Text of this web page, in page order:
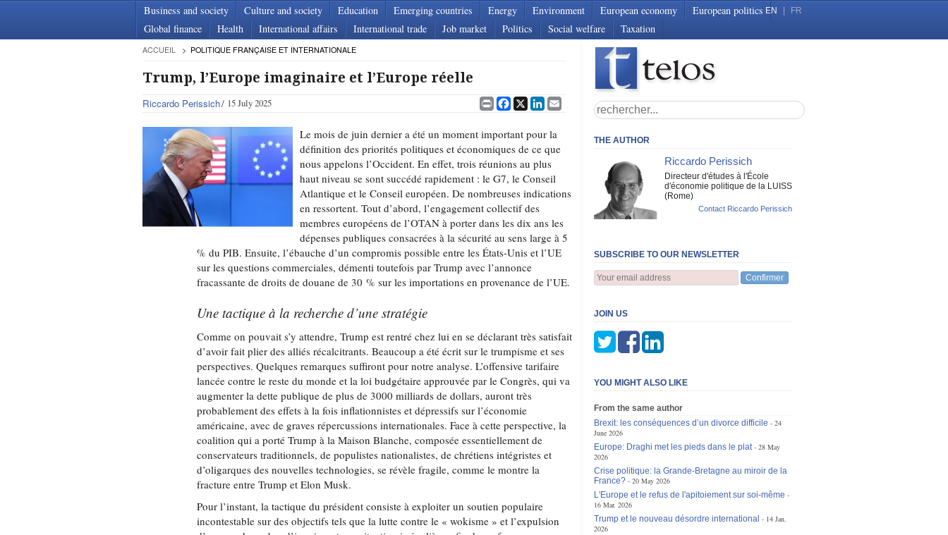
Business and society Culture and society Education Emerging countries Energy Environment European economy
European politics
Global finance
Health International affairs International trade Job market Politics Social welfare Taxation
EN FR
ACCUEIL POLITIQUE FRANÇAISE ET INTERNATIONALE
Trump, l’Europe imaginaire et l’Europe réelle
Riccardo Perissich 15 July 2025 PrintFacebook
X LinkedIn
Email
Le mois de juin dernier a été un moment important pour la
définition des priorités politiques et économiques de ce que
nous appelons l’Occident. En effet, trois réunions au plus
haut niveau se sont succédé rapidement : le G7, le Conseil
Atlantique et le Conseil européen. De nombreuses indications
en ressortent. Tout d’abord, l’engagement collectif des
membres européens de l’OTAN à porter dans les dix ans les
dépenses publiques consacrées à la sécurité au sens large à 5
% du PIB. Ensuite, l’ébauche d’un compromis possible entre les États-Unis et l’UE
sur les questions commerciales, démenti toutefois par Trump avec l’annonce
fracassante de droits de douane de 30 % sur les importations en provenance de l’UE.
Une tactique à la recherche d’une stratégie
Comme on pouvait s’y attendre, Trump est rentré chez lui en se déclarant très satisfait
d’avoir fait plier des alliés récalcitrants. Beaucoup a été écrit sur le trumpisme et ses
perspectives. Quelques remarques suffiront pour notre analyse. L’offensive tarifaire
lancée contre le reste du monde et la loi budgétaire approuvée par le Congrès, qui va
augmenter la dette publique de plus de 3000 milliards de dollars, auront très
probablement des effets à la fois inflationnistes et dépressifs sur l’économie
américaine, avec de graves répercussions internationales. Face à cette perspective, la
coalition qui a porté Trump à la Maison Blanche, composée essentiellement de
conservateurs traditionnels, de populistes nationalistes, de chrétiens intégristes et
d’oligarques des nouvelles technologies, se révèle fragile, comme le montre la
fracture entre Trump et Elon Musk.
Pour l’instant, la tactique du président consiste à exploiter un soutien populaire
incontestable sur des objectifs tels que la lutte contre le « wokisme » et l’expulsion
THE AUTHOR
Riccardo Perissich
Directeur d'études à l'École
d'économie politique de la LUISS
(Rome)
Contact Riccardo Perissich
SUBSCRIBE TO OUR NEWSLETTER
Confirmer
JOIN US
YOU MIGHT ALSO LIKE
From the same author
Brexit: les conséquences d’un divorce difficile
24
June 2026
Europe: Draghi met les pieds dans le plat
28 May
2026
Crise politique: la Grande-Bretagne au miroir de la
France?
20 May 2026
L'Europe et le refus de l'apitoiement sur soi-même
16 Mar. 2026
Trump et le nouveau désordre international
14 Jan.
2026